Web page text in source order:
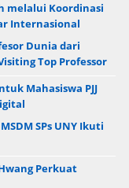
melalui Koordinasi
Internasional
Dunia dari
Top Professor
Mahasiswa PJJ
SPs UNY Ikuti
Perkuat